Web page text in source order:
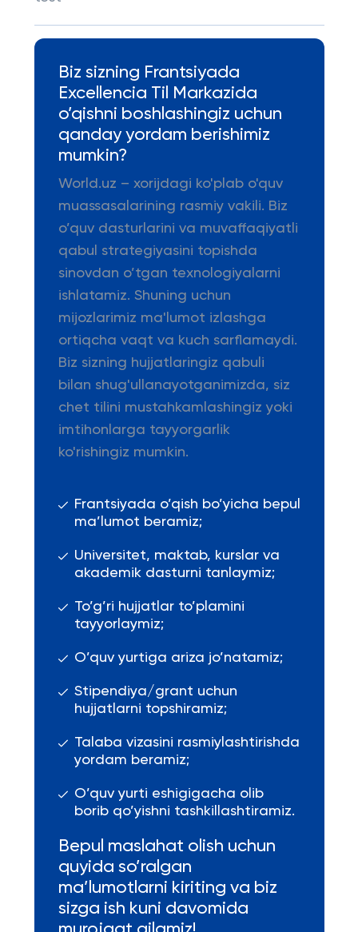
Biz sizning Frantsiyada
Excellencia Til Markazida
o’qishni boshlashingiz uchun
qanday yordam berishimiz
mumkin?
World.uz – xorijdagi ko'plab o'quv
muassasalarining rasmiy vakili. Biz
o’quv dasturlarini va muvaffaqiyatli
qabul strategiyasini topishda
sinovdan o’tgan texnologiyalarni
ishlatamiz. Shuning uchun
mijozlarimiz ma'lumot izlashga
ortiqcha vaqt va kuch sarflamaydi.
Biz sizning hujjatlaringiz qabuli
bilan shug'ullanayotganimizda, siz
chet tilini mustahkamlashingiz yoki
imtihonlarga tayyorgarlik
ko'rishingiz mumkin.
Frantsiyada o’qish bo’yicha bepul
ma’lumot beramiz;
Universitet, maktab, kurslar va
akademik dasturni tanlaymiz;
To’g’ri hujjatlar to’plamini
tayyorlaymiz;
O’quv yurtiga ariza jo’natamiz;
Stipendiya/grant uchun
hujjatlarni topshiramiz;
Talaba vizasini rasmiylashtirishda
yordam beramiz;
O’quv yurti eshigigacha olib
borib qo’yishni tashkillashtiramiz.
Bepul maslahat olish uchun
quyida so’ralgan
ma’lumotlarni kiriting va biz
sizga ish kuni davomida